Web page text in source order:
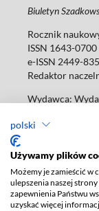
polski
Używamy plików
Możemy je zamieścić w
ulepszenia naszej
zapewnienia Państwu
uzyskać więcej
Biuletyn
Rocznik
ISSN 1643-0700
e-ISSN 2449-
Redaktor
Wydawca:
Tel.: 42 235 01
Deklaracja